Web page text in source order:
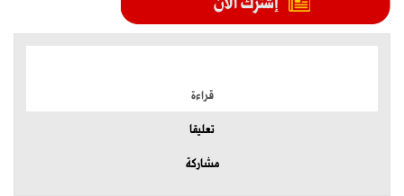
قراءة
تعليقا
مشاركة